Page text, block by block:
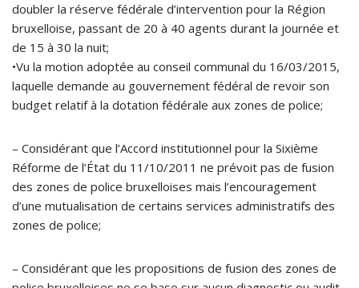
doubler la réserve fédérale d’intervention pour la Région
bruxelloise, passant de 20 à 40 agents durant la journée et
de 15 à 30 la nuit;
•Vu la motion adoptée au conseil communal du 16/03/2015,
laquelle demande au gouvernement fédéral de revoir son
budget relatif à la dotation fédérale aux zones de police;
– Considérant que l’Accord institutionnel pour la Sixième
Réforme de l’État du 11/10/2011 ne prévoit pas de fusion
des zones de police bruxelloises mais l’encouragement
d’une mutualisation de certains services administratifs des
zones de police;
– Considérant que les propositions de fusion des zones de